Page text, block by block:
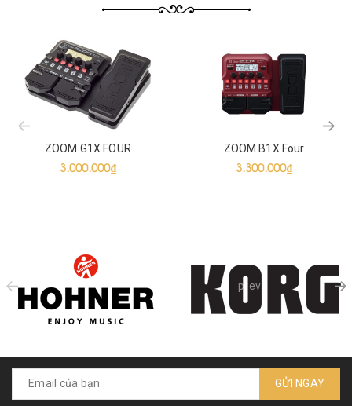
ZOOM G1X FOUR
3.000.000₫
ZOOM B1X Four
3.300.000₫
prev
GỬI NGAY